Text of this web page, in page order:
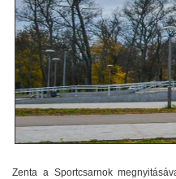
Zenta a Sportcsarnok